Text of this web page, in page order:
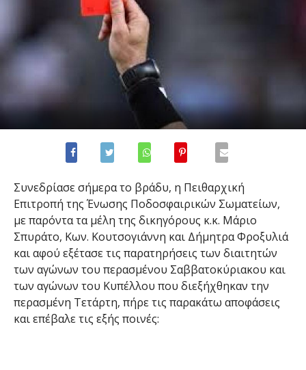
Συνεδρίασε σήμερα το βράδυ, η Πειθαρχική
Επιτροπή της Ένωσης Ποδοσφαιρικών Σωματείων,
με παρόντα τα μέλη της δικηγόρους κ.κ. Μάριο
Σπυράτο, Κων. Κουτσογιάννη και Δήμητρα Φροξυλιά
και αφού εξέτασε τις παρατηρήσεις των διαιτητών
των αγώνων του περασμένου Σαββατοκύριακου και
των αγώνων του Κυπέλλου που διεξήχθηκαν την
περασμένη Τετάρτη, πήρε τις παρακάτω αποφάσεις
και επέβαλε τις εξής ποινές: